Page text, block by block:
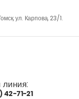
ул. Карпова, 23/1.
линия:
42-71-21